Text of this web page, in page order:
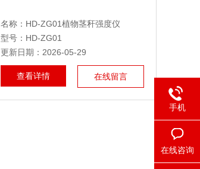
名称：HD-ZG01植物茎秆强度仪
型号：HD-ZG01
更新日期：2026-05-29
查看详情 在线留言
手机
在线咨询